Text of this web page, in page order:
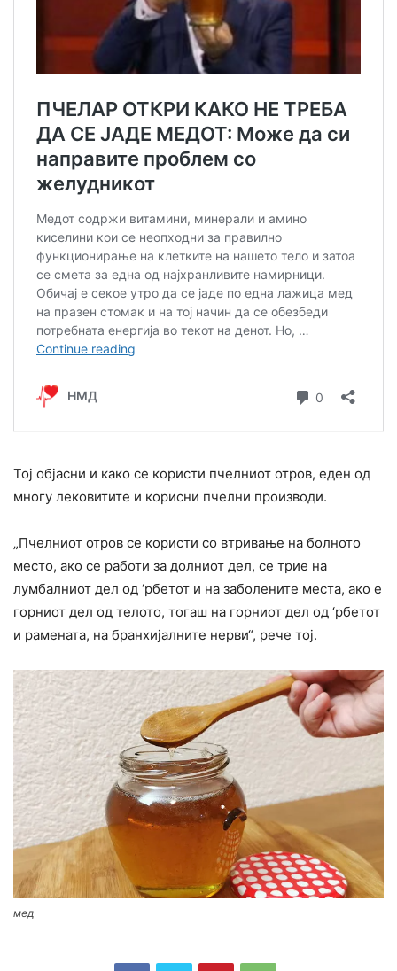
Тој објасни и како се користи пчелниот отров, еден од
многу лековитите и корисни пчелни производи.
„Пчелниот отров се користи со втривање на болното
место, ако се работи за долниот дел, се трие на
лумбалниот дел од ‘рбетот и на заболените места, ако е
горниот дел од телото, тогаш на горниот дел од ‘рбетот
и рамената, на бранхијалните нерви“, рече тој.
мед